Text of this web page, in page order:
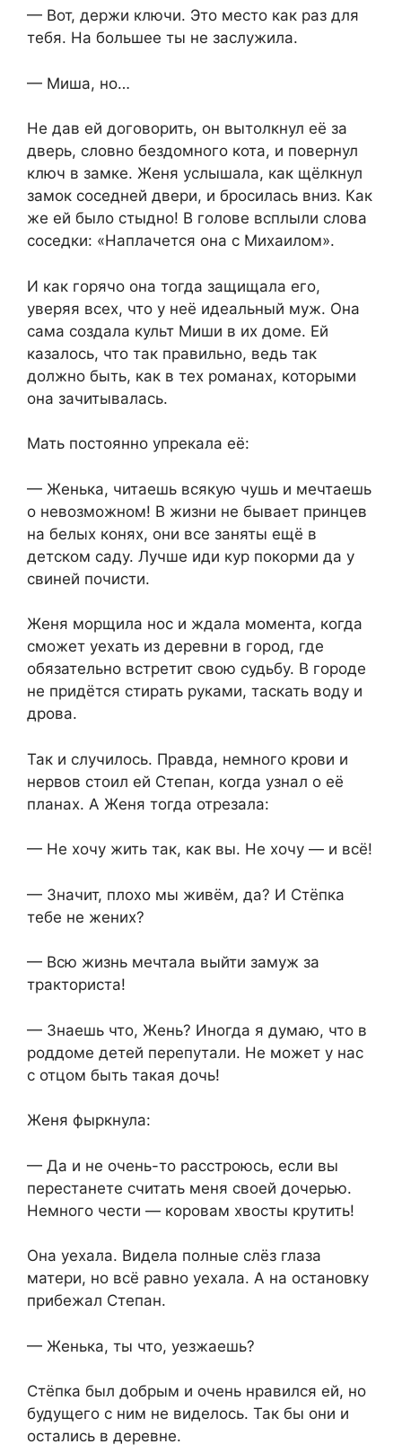
— Вот, держи ключи. Это место как раз для
тебя. На большее ты не заслужила.
— Миша, но…
Не дав ей договорить, он вытолкнул её за
дверь, словно бездомного кота, и повернул
ключ в замке. Женя услышала, как щёлкнул
замок соседней двери, и бросилась вниз. Как
же ей было стыдно! В голове всплыли слова
соседки: «Наплачется она с Михаилом».
И как горячо она тогда защищала его,
уверяя всех, что у неё идеальный муж. Она
сама создала культ Миши в их доме. Ей
казалось, что так правильно, ведь так
должно быть, как в тех романах, которыми
она зачитывалась.
Мать постоянно упрекала её:
— Женька, читаешь всякую чушь и мечтаешь
о невозможном! В жизни не бывает принцев
на белых конях, они все заняты ещё в
детском саду. Лучше иди кур покорми да у
свиней почисти.
Женя морщила нос и ждала момента, когда
сможет уехать из деревни в город, где
обязательно встретит свою судьбу. В городе
не придётся стирать руками, таскать воду и
дрова.
Так и случилось. Правда, немного крови и
нервов стоил ей Степан, когда узнал о её
планах. А Женя тогда отрезала:
— Не хочу жить так, как вы. Не хочу — и всё!
— Значит, плохо мы живём, да? И Стёпка
тебе не жених?
— Всю жизнь мечтала выйти замуж за
тракториста!
— Знаешь что, Жень? Иногда я думаю, что в
роддоме детей перепутали. Не может у нас
с отцом быть такая дочь!
Женя фыркнула:
— Да и не очень-то расстроюсь, если вы
перестанете считать меня своей дочерью.
Немного чести — коровам хвосты крутить!
Она уехала. Видела полные слёз глаза
матери, но всё равно уехала. А на остановку
прибежал Степан.
— Женька, ты что, уезжаешь?
Стёпка был добрым и очень нравился ей, но
будущего с ним не виделось. Так бы они и
остались в деревне.